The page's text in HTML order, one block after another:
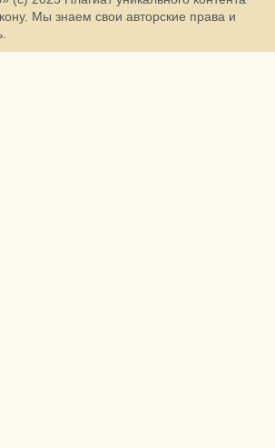
Мы знаем свои авторские права и